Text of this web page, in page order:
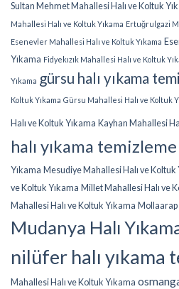
Sultan Mehmet Mahallesi Halı ve Koltuk
Mahallesi Halı ve Koltuk Yıkama Ertuğrulgazi
Esenevler Mahallesi Halı ve Koltuk Yıkama
Yıkama Fidyekızık Mahallesi Halı ve Koltuk
Yıkama gürsu halı yıkama
Koltuk Yıkama Gürsu Mahallesi Halı ve Koltuk
Halı ve Koltuk Yıkama Kayhan Mahallesi
halı yıkama temizleme
Yıkama Mesudiye Mahallesi Halı ve Koltuk
ve Koltuk Yıkama Millet Mahallesi Halı ve
Mahallesi Halı ve Koltuk Yıkama Mollaarap
Mudanya Halı
nilüfer halı yıkama
Mahallesi Halı ve Koltuk Yıkama